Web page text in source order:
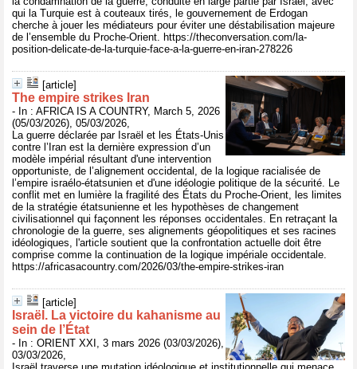
qui la Turquie est à couteaux tirés, le gouvernement de Erdogan
cherche à jouer les médiateurs pour éviter une déstabilisation majeure
de l’ensemble du Proche-Orient. https://theconversation.com/la-
position-delicate-de-la-turquie-face-a-la-guerre-en-iran-278226
[article]
The empire strikes Iran
- In : AFRICA IS A COUNTRY, March 5, 2026
(05/03/2026), 05/03/2026,
La guerre déclarée par Israël et les États-Unis
contre l’Iran est la dernière expression d’un
modèle impérial résultant d'une intervention
opportuniste, de l’alignement occidental, de la logique racialisée de
l’empire israélo-étatsunien et d'une idéologie politique de la sécurité. Le
conflit met en lumière la fragilité des États du Proche-Orient, les limites
de la stratégie étatsunienne et les hypothèses de changement
civilisationnel qui façonnent les réponses occidentales. En retraçant la
chronologie de la guerre, ses alignements géopolitiques et ses racines
idéologiques, l'article soutient que la confrontation actuelle doit être
comprise comme la continuation de la logique impériale occidentale.
https://africasacountry.com/2026/03/the-empire-strikes-iran
[article]
Israël. La victoire du kahanisme au
sein de l’État
- In : ORIENT XXI, 3 mars 2026 (03/03/2026),
03/03/2026,